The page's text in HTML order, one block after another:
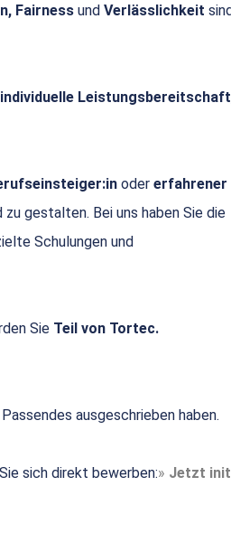
Fairness und Verlässlichkeit
individuelle Leistungsbereitschaft
oder erfahrener
gestalten. Bei uns haben Sie die
Schulungen und
Sie Teil von Tortec.
ausgeschrieben haben.
sich direkt bewerben:
Jetzt